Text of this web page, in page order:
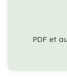
PDF et